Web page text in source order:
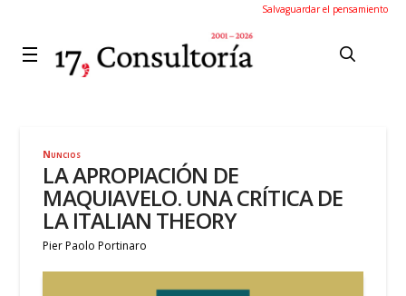
Salvaguardar el pensamiento
Nuncios
LA APROPIACIÓN DE
MAQUIAVELO. UNA CRÍTICA DE
LA ITALIAN THEORY
Pier Paolo Portinaro